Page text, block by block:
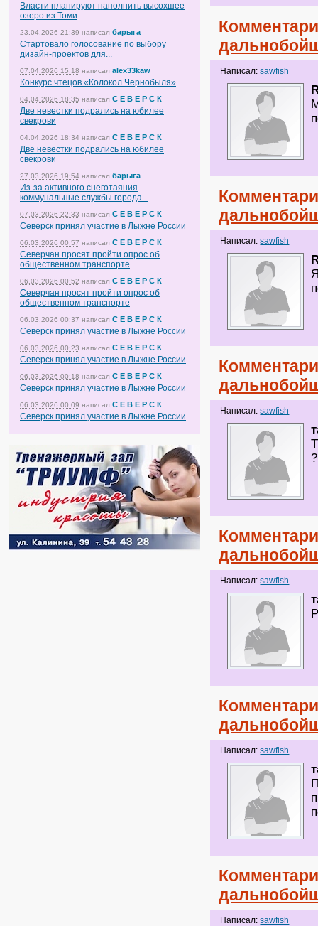
Власти планируют наполнить высохшее
озеро из Томи
23.04.2026 21:39 написал барыга
Стартовало голосование по выбору
дизайн-проектов для...
07.04.2026 15:18 написал alex33kaw
Конкурс чтецов «Колокол Чернобыля»
04.04.2026 18:35 написал С Е В Е Р С К
Две невестки подрались на юбилее
свекрови
04.04.2026 18:34 написал С Е В Е Р С К
Две невестки подрались на юбилее
свекрови
27.03.2026 19:54 написал барыга
Из-за активного снеготаяния
коммунальные службы города...
07.03.2026 22:33 написал С Е В Е Р С К
Северск принял участие в Лыжне России
06.03.2026 00:57 написал С Е В Е Р С К
Северчан просят пройти опрос об
общественном транспорте
06.03.2026 00:52 написал С Е В Е Р С К
Северчан просят пройти опрос об
общественном транспорте
06.03.2026 00:37 написал С Е В Е Р С К
Северск принял участие в Лыжне России
06.03.2026 00:23 написал С Е В Е Р С К
Северск принял участие в Лыжне России
06.03.2026 00:18 написал С Е В Е Р С К
Северск принял участие в Лыжне России
06.03.2026 00:09 написал С Е В Е Р С К
Северск принял участие в Лыжне России
Написал:sawfish
Написал:sawfish
Написал:sawfish
?
Написал:sawfish
Написал:sawfish
Написал:sawfish